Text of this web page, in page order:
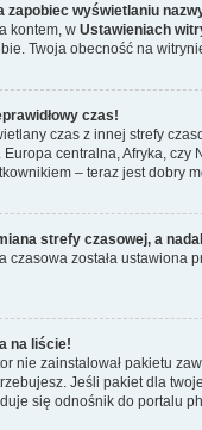
zapobiec wyświetlaniu
kontem, w Ustawieniach
Twoja obecność na
czas!
czas z innej strefy
centralna, Afryka,
– teraz jest dobry
strefy czasowej, a
czasowa została ustawiona
na liście!
nie zainstalował pakietu
Jeśli pakiet dla
się odnośnik do portalu